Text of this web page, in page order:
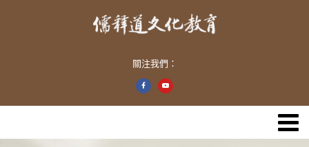
關注我們：